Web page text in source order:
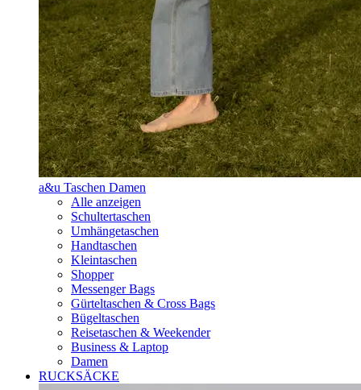
a&u Taschen Damen
Alle anzeigen
Schultertaschen
Umhängetaschen
Handtaschen
Kleintaschen
Shopper
Messenger Bags
Gürteltaschen & Cross Bags
Bügeltaschen
Reisetaschen & Weekender
Business & Laptop
Damen
RUCKSÄCKE